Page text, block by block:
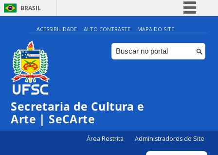
BRASIL
Simplifique!
Comunica BR
Participe
ACESSIBILIDADE ALTO CONTRASTE MAPA DO SITE
Secretaria de Cultura e
Arte | SeCArte
Área Restrita Administradores do Site
0:00
1:00